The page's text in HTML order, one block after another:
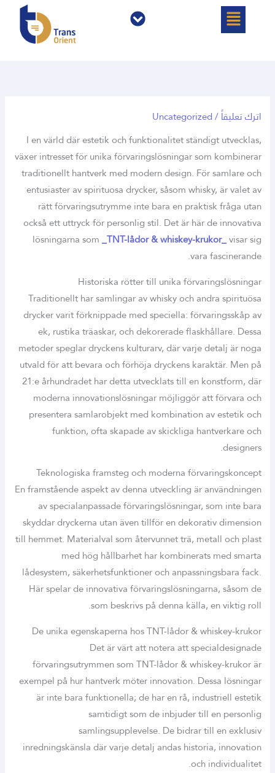
القائمة القائمة
اترك تعليقاً/
Uncategorized
I en värld där estetik och funktionalitet ständigt utvecklas,
växer intresset för unika förvaringslösningar som kombinerar
traditionellt hantverk med modern design. För samlare och
entusiaster av spirituosa drycker, såsom whisky, är valet av
rätt förvaringsutrymme inte bara en praktisk fråga utan
också ett uttryck för personlig stil. Det är här de innovativa
lösningarna som_TNT-lådor & whiskey-krukor_visar sig
vara fascinerande.
Historiska rötter till unika förvaringslösningar
Traditionellt har samlingar av whisky och andra spirituösa
drycker varit förknippade med speciella: förvaringsskåp av
ek, rustika träaskar, och dekorerade flaskhållare. Dessa
metoder speglar dryckens kulturarv, där varje detalj är noga
utvald för att bevara och förhöja dryckens karaktär. Men på
21:e århundradet har detta utvecklats till en konstform, där
moderna innovationslösningar möjliggör att förvara och
presentera samlarobjekt med kombination av estetik och
funktion, ofta skapade av skickliga hantverkare och
designers.
Teknologiska framsteg och moderna förvaringskoncept
En framstående aspekt av denna utveckling är användningen
av specialanpassade förvaringslösningar, som inte bara
skyddar dryckerna utan även tillför en dekorativ dimension
till hemmet. Materialval som återvunnet trä, metall och plast
med hög hållbarhet har kombinerats med smarta
lådesystem, säkerhetsfunktioner och anpassningsbara fack.
Här spelar de innovativa förvaringslösningarna, såsom de
som beskrivs på denna källa, en viktig roll.
De unika egenskaperna hos TNT-lådor & whiskey-krukor
Det är värt att notera att specialdesignade
förvaringsutrymmen som TNT-lådor & whiskey-krukor är
exempel på hur hantverk möter innovation. Dessa lösningar
är inte bara funktionella; de har en rå, industriell estetik
samtidigt som de inbjuder till en personlig
samlingsupplevelse. De bidrar till en exklusiv
inredningskänsla där varje detalj andas historia, innovation
och individualitet.